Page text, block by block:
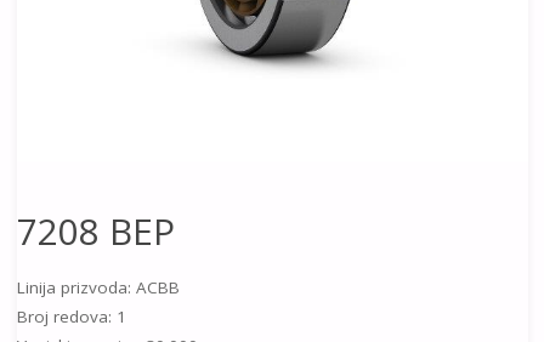
7208 BEP
Linija prizvoda: ACBB
Broj redova: 1